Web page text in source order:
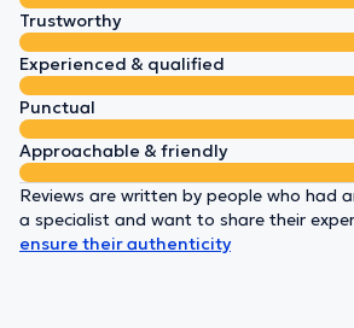
Trustworthy
Experienced & qualified
Punctual
Approachable & friendly
Reviews are written by people who had
a specialist and want to share their
ensure their authenticity